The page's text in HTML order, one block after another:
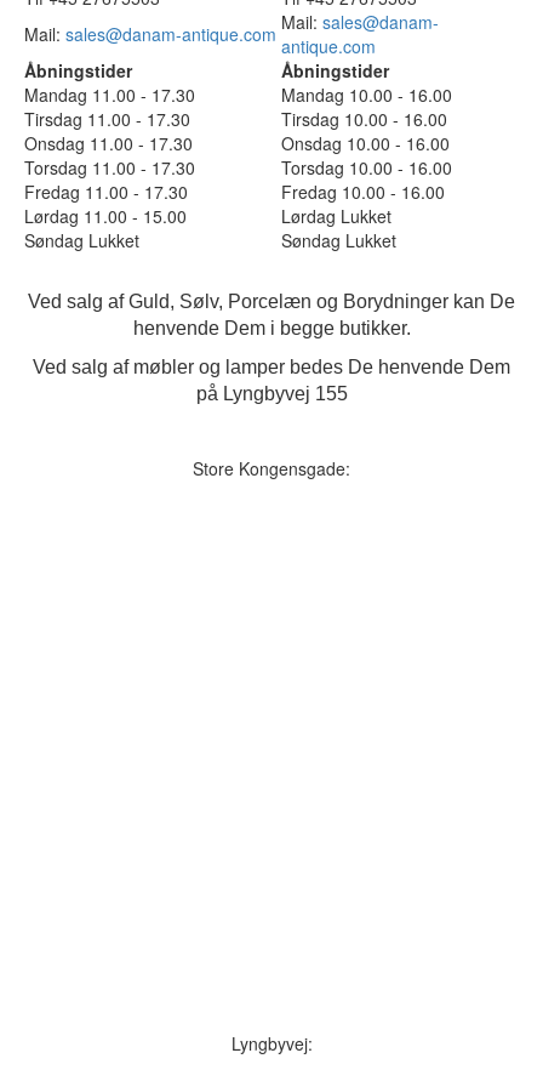
Mail: sales@danam-antique.com Mail: sales@danam-
antique.com
Åbningstider
Åbningstider
Mandag 11.00 - 17.30
Mandag 10.00 - 16.00
Tirsdag 11.00 - 17.30
Tirsdag 10.00 - 16.00
Onsdag 11.00 - 17.30
Onsdag 10.00 - 16.00
Torsdag 11.00 - 17.30
Torsdag 10.00 - 16.00
Fredag 11.00 - 17.30
Fredag 10.00 - 16.00
Lørdag 11.00 - 15.00
Lørdag Lukket
Søndag Lukket
Søndag Lukket
Ved salg af Guld, Sølv, Porcelæn og Borydninger kan De
henvende Dem i begge butikker.
Ved salg af møbler og lamper bedes De henvende Dem
på Lyngbyvej 155
Store Kongensgade:
Lyngbyvej: